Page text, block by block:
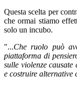
Questa scelta per
che ormai stiamo
solo un incubo.
"...Che ruolo può
piattaforma di
sulle violenze
e costruire alternative